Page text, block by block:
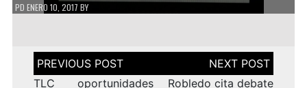
PD ENERO 10, 2017 BY
Navegación
de
entradas
TLC oportunidades
Robledo cita debate